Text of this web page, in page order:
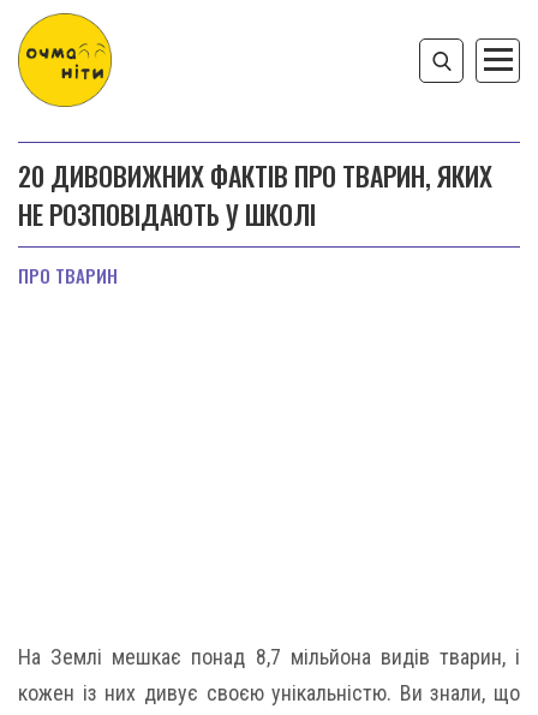
20 ДИВОВИЖНИХ ФАКТІВ ПРО ТВАРИН, ЯКИХ
НЕ РОЗПОВІДАЮТЬ У ШКОЛІ
ПРО ТВАРИН
На Землі мешкає понад 8,7 мільйона видів тварин, і
кожен із них дивує своєю унікальністю. Ви знали, що